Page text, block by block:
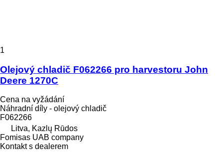
1
Olejový chladič F062266 pro harvestoru John
Deere 1270C
Cena na vyžádání
Náhradní díly - olejový chladič
F062266
Litva, Kazlų Rūdos
Fomisas UAB company
Kontakt s dealerem